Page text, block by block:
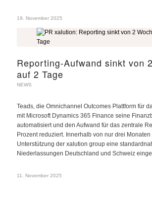
19. November 2025
Reporting-Aufwand sinkt von
auf 2 Tage
NEWS
Teads, die Omnichannel Outcomes Plattform für
mit Microsoft Dynamics 365 Finance seine
automatisiert und den Aufwand für das zentrale
Prozent reduziert. Innerhalb von nur drei Monaten
Unterstützung der xalution group eine
Niederlassungen Deutschland und Schweiz
11. November 2025